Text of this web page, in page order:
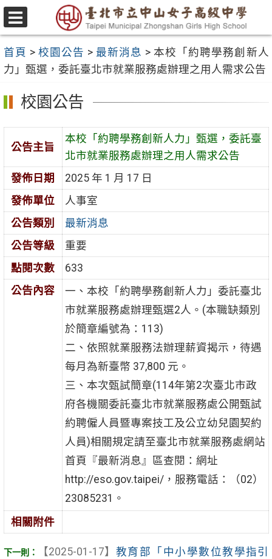
跳
至
要
內
容
區
選
單
首頁 > 校園公告 > 最新消息 > 本校「約聘學務創新人
力」甄選，委託臺北市就業服務處辦理之用人需求公告
校園公告
公告主旨
本校「約聘學務創新人力」甄選，委託臺
北市就業服務處辦理之用人需求公告
發佈日期
2025 年 1 月 17 日
發佈單位
人事室
公告類別
最新消息
公告等級
重要
點閱次數
633
公告內容
一、本校「約聘學務創新人力」委託臺北
市就業服務處辦理甄選2人。(本職缺類別
於簡章編號為：113)
二、依照就業服務法辦理薪資揭示，待遇
每月為新臺幣 37,800 元。
三、本次甄試簡章(114年第2次臺北市政
府各機關委託臺北市就業服務處公開甄試
約聘僱人員暨專案技工及公立幼兒園契約
人員)相關規定請至臺北市就業服務處網站
首頁『最新消息』區查閱：網址
http://eso.gov.taipei/，服務電話：（02）
23085231。
相關附件
【2025-01-17】 教育部「中小學數位教學指引